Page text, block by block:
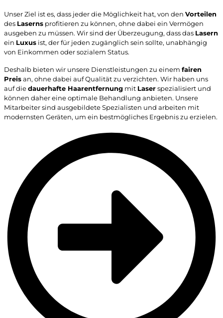
Unser Ziel ist es, dass jeder die Möglichkeit hat, von den Vorteilen
des Laserns profitieren zu können, ohne dabei ein Vermögen
ausgeben zu müssen. Wir sind der Überzeugung, dass das Lasern
ein Luxus ist, der für jeden zugänglich sein sollte, unabhängig
von Einkommen oder sozialem Status.
Deshalb bieten wir unsere Dienstleistungen zu einem fairen
Preisan, ohne dabei auf Qualität zu verzichten. Wir haben uns
auf diedauerhafte Haarentfernung mit Laserspezialisiert und
können daher eine optimale Behandlung anbieten. Unsere
Mitarbeiter sind ausgebildete Spezialisten und arbeiten mit
modernsten Geräten, um ein bestmögliches Ergebnis zu erzielen.